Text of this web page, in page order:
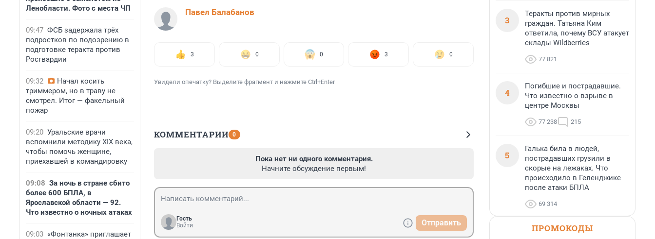
Ленобласти. Фото с места ЧП
09:47 ФСБ задержала трёх
подростков по подозрению в
подготовке теракта против
Росгвардии
09:32
Начал косить
триммером, но в траву не
смотрел. Итог — факельный
пожар
09:20 Уральские врачи
вспомнили методику XIX века,
чтобы помочь женщине,
приехавшей в командировку
09:08 За ночь в стране сбито
более 600 БПЛА, в
Ярославской области — 92.
Что известно о ночных атаках
09:03 «Фонтанка» приглашает
Павел Балабанов
3 0 0 3 0
Увидели опечатку? Выделите фрагмент и нажмите Ctrl+Enter
КОММЕНТАРИИ 0
Пока нет ни одного комментария.
Начните обсуждение первым!
Гость
Войти
Отправить
3
Теракты против мирных
граждан. Татьяна Ким
ответила, почему ВСУ атакует
склады Wildberries
77 821
4
Погибшие и пострадавшие.
Что известно о взрыве в
центре Москвы
77 238 215
5
Галька била в людей,
пострадавших грузили в
скорые на лежаках. Что
происходило в Геленджике
после атаки БПЛА
69 314
ПРОМОКОДЫ